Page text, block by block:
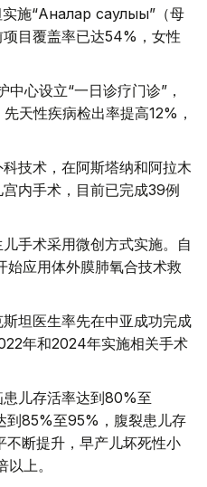
施“Аналар саулығы”（母
目覆盖率已达54%，女性
心设立“一日诊疗门诊”，
天性疾病检出率提高12%，
技术，在阿斯塔纳和阿拉木
内手术，目前已完成39例
手术采用微创方式实施。自
应用体外膜肺氧合技术救
坦医生率先在中亚成功完成
年和2024年实施相关手术
儿存活率达到80%至
到85%至95%，腹裂患儿存
断提升，早产儿坏死性小
上。